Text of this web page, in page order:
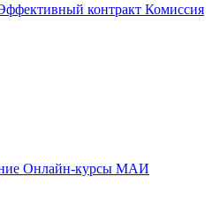
контракт Комиссия
Онлайн-курсы МАИ